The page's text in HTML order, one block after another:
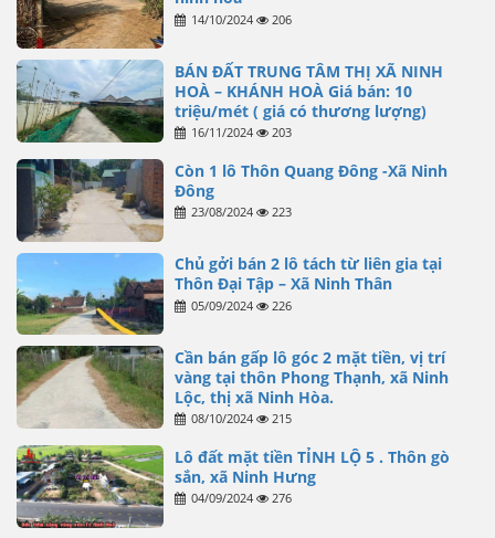
14/10/2024 206
BÁN ĐẤT TRUNG TÂM THỊ XÃ NINH
HOÀ – KHÁNH HOÀ Giá bán: 10
triệu/mét ( giá có thương lượng)
16/11/2024 203
Còn 1 lô Thôn Quang Đông -Xã Ninh
Đông
23/08/2024 223
Chủ gởi bán 2 lô tách từ liên gia tại
Thôn Đại Tập – Xã Ninh Thân
05/09/2024 226
Cần bán gấp lô góc 2 mặt tiền, vị trí
vàng tại thôn Phong Thạnh, xã Ninh
Lộc, thị xã Ninh Hòa.
08/10/2024 215
Lô đất mặt tiền TỈNH LỘ 5 . Thôn gò
sắn, xã Ninh Hưng
04/09/2024 276